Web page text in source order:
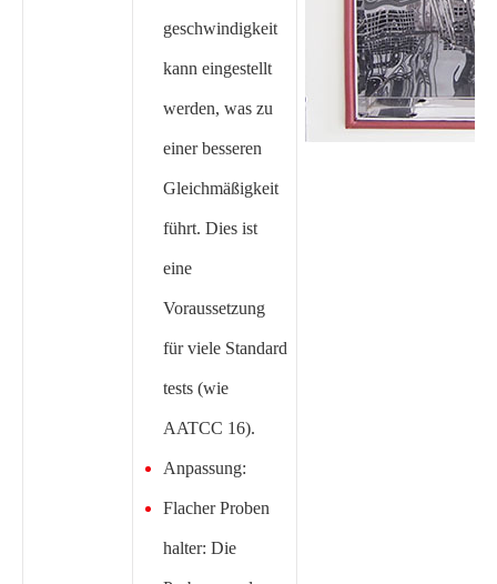
geschwindigkeit
kann eingestellt
werden, was zu
einer besseren
Gleichmäßigkeit
führt. Dies ist
eine
Voraussetzung
für viele Standard
tests (wie
AATCC 16).
Anpassung:
Flacher Proben
halter: Die